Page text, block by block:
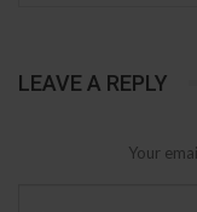
LEAVE A REPLY
Your